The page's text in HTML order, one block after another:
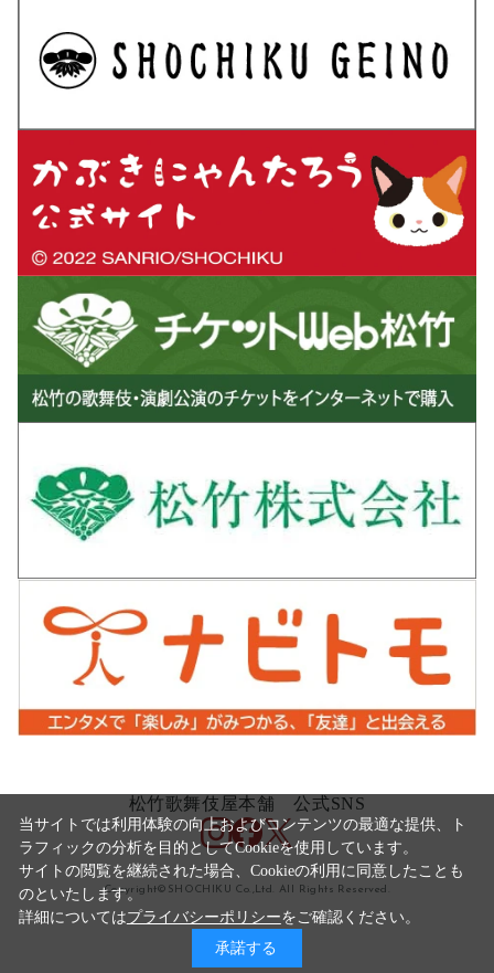
松竹歌舞伎屋本舗 公式SNS
Copyright©SHOCHIKU Co.,Ltd. All Rights Reserved.
当サイトでは利用体験の向上およびコンテンツの最適な提供、ト
ラフィックの分析を目的としてCookieを使用しています。
サイトの閲覧を継続された場合、Cookieの利用に同意したことも
のといたします。
詳細についてはプライバシーポリシーをご確認ください。
承諾する